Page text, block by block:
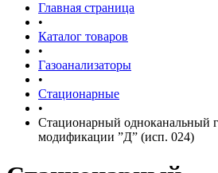
Главная страница
•
Каталог товаров
•
Газоанализаторы
•
Стационарные
•
Стационарный одноканальный
модификации ”Д” (исп. 024)